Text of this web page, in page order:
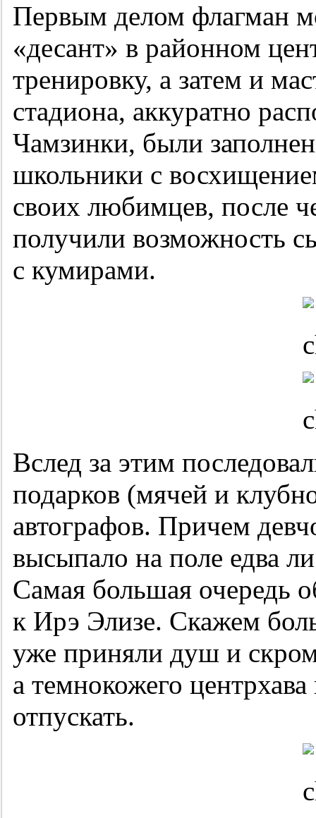
Первым делом флагман
«десант» в районном
тренировку, а затем и
стадиона, аккуратно
Чамзинки, были
школьники с
своих любимцев, после
получили возможность
с кумирами.
Вслед за этим
подарков (мячей и
автографов. Причем
высыпало на поле едва
Самая большая очередь
к Ирэ Элизе. Скажем
уже приняли душ и
а темнокожего
отпускать.